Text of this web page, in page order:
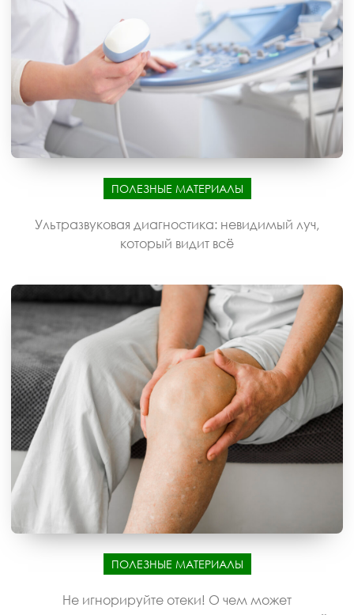
ПОЛЕЗНЫЕ МАТЕРИАЛЫ
Ультразвуковая диагностика: невидимый луч,
который видит всё
ПОЛЕЗНЫЕ МАТЕРИАЛЫ
Не игнорируйте отеки! О чем может